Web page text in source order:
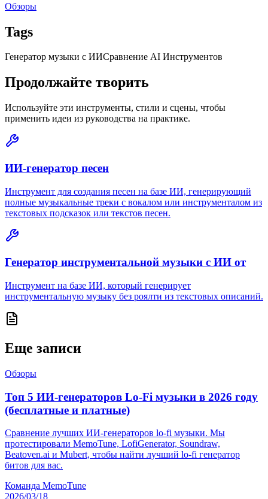
Обзоры
Tags
Генератор музыки с ИИСравнение AI Инструментов
Продолжайте творить
Используйте эти инструменты, стили и сцены, чтобы
применить идеи из руководства на практике.
ИИ-генератор песен
Инструмент для создания песен на базе ИИ, генерирующий
полные музыкальные треки с вокалом или инструменталом из
текстовых подсказок или текстов песен.
Генератор инструментальной музыки с ИИ от
Инструмент на базе ИИ, который генерирует
инструментальную музыку без роялти из текстовых описаний.
Еще записи
Обзоры
Топ 5 ИИ-генераторов Lo-Fi музыки в 2026 году
(бесплатные и платные)
Сравнение лучших ИИ-генераторов lo-fi музыки. Мы
протестировали MemoTune, LofiGenerator, Soundraw,
Beatoven.ai и Mubert, чтобы найти лучший lo-fi генератор
битов для вас.
Команда MemoTune
2026/03/18